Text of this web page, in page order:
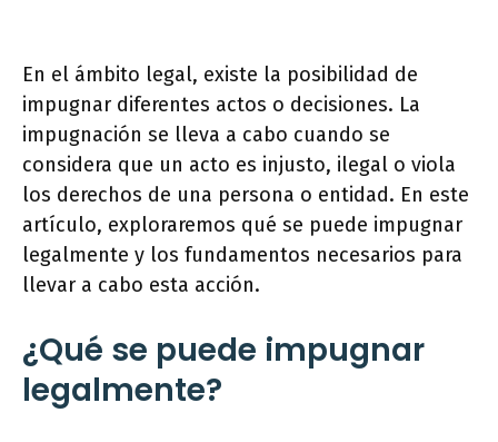
En el ámbito legal, existe la posibilidad de
impugnar diferentes actos o decisiones. La
impugnación se lleva a cabo cuando se
considera que un acto es injusto, ilegal o viola
los derechos de una persona o entidad. En este
artículo, exploraremos qué se puede impugnar
legalmente y los fundamentos necesarios para
llevar a cabo esta acción.
¿Qué se puede impugnar
legalmente?